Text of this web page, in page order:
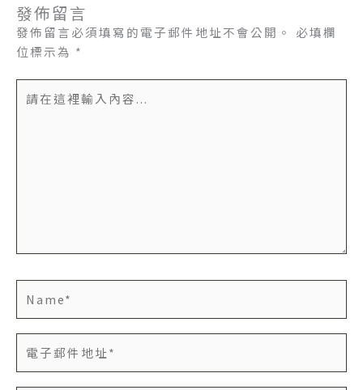
發佈留言
發佈留言必須填寫的電子郵件地址不會公開。
必填欄
位標示為 *
在
子